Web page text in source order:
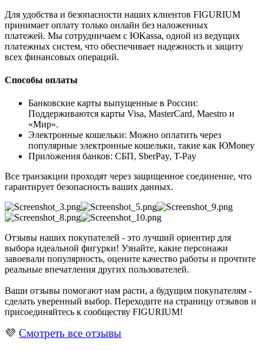
Для удобства и безопасности наших клиентов FIGURIUM
принимает оплату только онлайн без наложенных
платежей. Мы сотрудничаем с ЮKassa, одной из ведущих
платежных систем, что обеспечивает надежность и защиту
всех финансовых операций.
Способы оплаты
Банковские карты выпущенные в России:
Поддерживаются карты Visa, MasterCard, Maestro и
«Мир».
Электронные кошельки: Можно оплатить через
популярные электронные кошельки, такие как ЮMoney
Приложения банков: СБП, SberPay, T-Pay
Все транзакции проходят через защищенное соединение, что
гарантирует безопасность ваших данных.
Отзывы наших покупателей - это лучший ориентир для
выбора идеальной фигурки! Узнайте, какие персонажи
завоевали популярность, оцените качество работы и прочтите
реальные впечатления других пользователей.
Ваши отзывы помогают нам расти, а будущим покупателям -
сделать уверенный выбор. Переходите на страницу отзывов и
присоединяйтесь к сообществу FIGURIUM!
💜 Смотреть все отзывы